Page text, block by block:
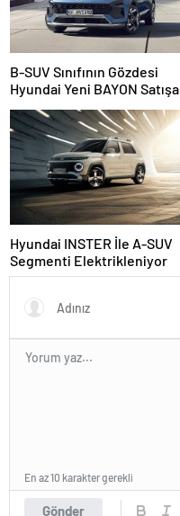
B-SUV Sınıfının Gözdesi
Hyundai Yeni BAYON Satışa
Sunuldu.
Hyundai INSTER İle A-SUV
Segmenti Elektrikleniyor
Gönder
En az 10 karakter gerekli